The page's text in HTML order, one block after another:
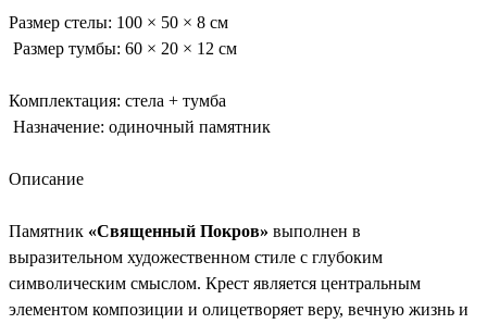
Размер стелы: 100 × 50 × 8 см
Размер тумбы: 60 × 20 × 12 см
Комплектация: стела + тумба
Назначение: одиночный памятник
Описание
Памятник «Священный Покров» выполнен в
выразительном художественном стиле с глубоким
символическим смыслом. Крест является центральным
элементом композиции и олицетворяет веру, вечную жизнь и